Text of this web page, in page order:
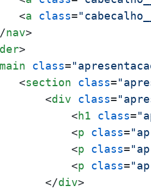
<a class=
nav>
>
main class=
<section class=
<div class=
<h1 class=
<p class=
<p class=
<p class=
</div>